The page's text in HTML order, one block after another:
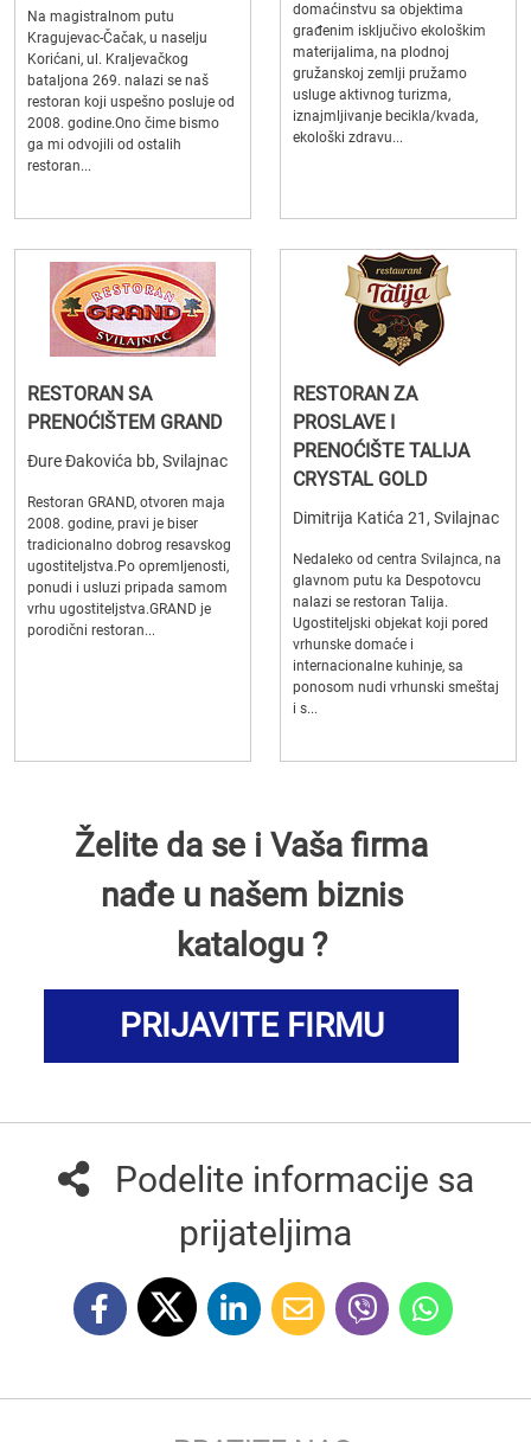
Na magistralnom putu
Kragujevac-Čačak, u naselju
Korićani, ul. Kraljevačkog
bataljona 269. nalazi se naš
restoran koji uspešno posluje od
2008. godine.Ono čime bismo
ga mi odvojili od ostalih
restoran...
domaćinstvu sa objektima
građenim isključivo ekološkim
materijalima, na plodnoj
gružanskoj zemlji pružamo
usluge aktivnog turizma,
iznajmljivanje becikla/kvada,
ekološki zdravu...
RESTORAN SA
PRENOĆIŠTEM GRAND
Đure Đakovića bb, Svilajnac
Restoran GRAND, otvoren maja
2008. godine, pravi je biser
tradicionalno dobrog resavskog
ugostiteljstva.Po opremljenosti,
ponudi i usluzi pripada samom
vrhu ugostiteljstva.GRAND je
porodični restoran...
RESTORAN ZA
PROSLAVE I
PRENOĆIŠTE TALIJA
CRYSTAL GOLD
Dimitrija Katića 21, Svilajnac
Nedaleko od centra Svilajnca, na
glavnom putu ka Despotovcu
nalazi se restoran Talija.
Ugostiteljski objekat koji pored
vrhunske domaće i
internacionalne kuhinje, sa
ponosom nudi vrhunski smeštaj
i s...
Želite da se i Vaša firma
nađe u našem biznis
katalogu ?
PRIJAVITE FIRMU
Podelite informacije sa
prijateljima